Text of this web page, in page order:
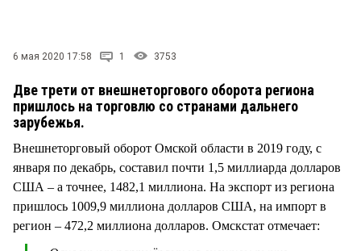
6 мая 2020 17:58 1 3753
Две трети от внешнеторгового оборота региона
пришлось на торговлю со странами дальнего
зарубежья.
Внешнеторговый оборот Омской области в 2019 году, с
января по декабрь, составил почти 1,5 миллиарда долларов
США – а точнее, 1482,1 миллиона. На экспорт из региона
пришлось 1009,9 миллиона долларов США, на импорт в
регион – 472,2 миллиона долларов. Омскстат отмечает: